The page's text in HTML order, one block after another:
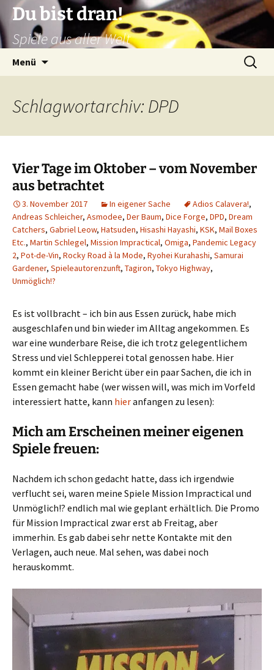
Zum
Inhalt
springen
Du bist dran!
Spiele aus aller Welt
Menü
Suchen
nach:
Schlagwortarchiv: DPD
Vier Tage im Oktober – vom November
aus betrachtet
3. November 2017 In eigener Sache Adios Calavera!,
Andreas Schleicher, Asmodee, Der Baum, Dice Forge, DPD, Dream
Catchers, Gabriel Leow, Hatsuden, Hisashi Hayashi, KSK, Mail Boxes
Etc., Martin Schlegel, Mission Impractical, Omiga, Pandemic Legacy
2, Pot-de-Vin, Rocky Road à la Mode, Ryohei Kurahashi, Samurai
Gardener, Spieleautorenzunft, Tagiron, Tokyo Highway,
Unmöglich!?
Es ist vollbracht – ich bin aus Essen zurück, habe mich
ausgeschlafen und bin wieder im Alltag angekommen. Es
war eine wunderbare Reise, die ich trotz gelegentlichem
Stress und viel Schlepperei total genossen habe. Hier
kommt ein kleiner Bericht über ein paar Sachen, die ich in
Essen gemacht habe (wer wissen will, was mich im Vorfeld
interessiert hatte, kann hieranfangen zu lesen):
Mich am Erscheinen meiner eigenen
Spiele freuen:
Nachdem ich schon gedacht hatte, dass ich irgendwie
verflucht sei, waren meine Spiele Mission Impractical und
Unmöglich!? endlich mal wie geplant erhältlich. Die Promo
für Mission Impractical zwar erst ab Freitag, aber
immerhin. Es gab dabei sehr nette Kontakte mit den
Verlagen, auch neue. Mal sehen, was dabei noch
herauskommt.